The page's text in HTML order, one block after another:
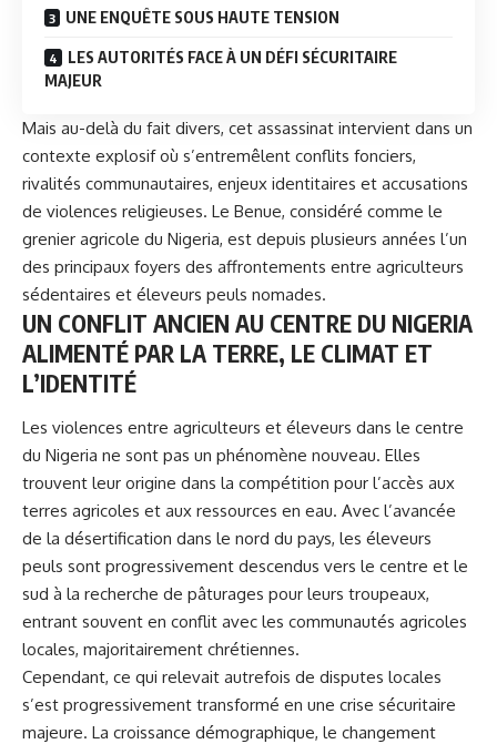
UNE ENQUÊTE SOUS HAUTE TENSION
LES AUTORITÉS FACE À UN DÉFI SÉCURITAIRE
MAJEUR
Mais au-delà du fait divers, cet assassinat intervient dans un
contexte explosif où s’entremêlent conflits fonciers,
rivalités communautaires, enjeux identitaires et accusations
de violences religieuses. Le Benue, considéré comme le
grenier agricole du Nigeria, est depuis plusieurs années l’un
des principaux foyers des affrontements entre agriculteurs
sédentaires et éleveurs peuls nomades.
UN CONFLIT ANCIEN AU CENTRE DU NIGERIA
ALIMENTÉ PAR LA TERRE, LE CLIMAT ET
L’IDENTITÉ
Les violences entre agriculteurs et éleveurs dans le centre
du Nigeria ne sont pas un phénomène nouveau. Elles
trouvent leur origine dans la compétition pour l’accès aux
terres agricoles et aux ressources en eau. Avec l’avancée
de la désertification dans le nord du pays, les éleveurs
peuls sont progressivement descendus vers le centre et le
sud à la recherche de pâturages pour leurs troupeaux,
entrant souvent en conflit avec les communautés agricoles
locales, majoritairement chrétiennes.
Cependant, ce qui relevait autrefois de disputes locales
s’est progressivement transformé en une crise sécuritaire
majeure. La croissance démographique, le changement